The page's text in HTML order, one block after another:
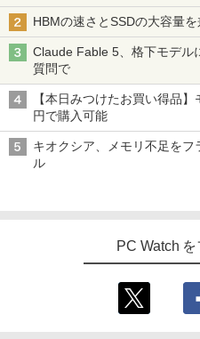
HBMの速さとSSDの大容量
Claude Fable 5、格下モデル
質問で
【本日みつけたお買い得品
円で購入可能
キオクシア、メモリ不足を
ル
PC Watch